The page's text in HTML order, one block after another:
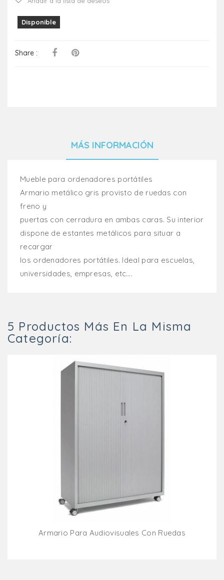
Disponible
Share :
MÁS INFORMACIÓN
Mueble para ordenadores portátiles
Armario metálico gris provisto de ruedas con
freno y
puertas con cerradura en ambas caras. Su interior
dispone de estantes metálicos para situar a
recargar
los ordenadores portátiles. Ideal para escuelas,
universidades, empresas, etc….
5 Productos Más En La Misma
Categoría:
Armario Para Audiovisuales Con Ruedas